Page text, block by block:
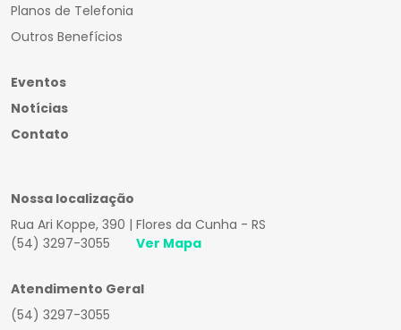
Planos de Telefonia
Outros Benefícios
Eventos
Notícias
Contato
Nossa localização
Rua Ari Koppe, 390 | Flores da Cunha - RS
(54) 3297-3055
Ver Mapa
Atendimento Geral
(54) 3297-3055